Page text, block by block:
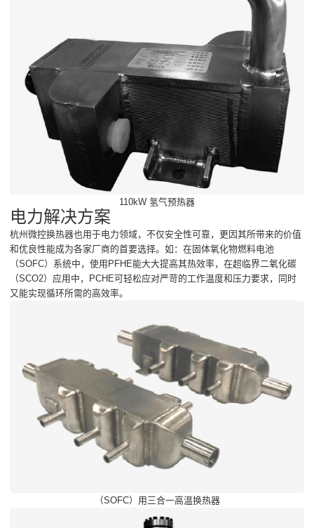
110kW 氢气预热器
电力解决方案
杭州微控换热器也用于电力领域，不仅安全性可靠，更因其所带来的价值
和优良性能成为各家厂商的首要选择。如：在固体氧化物燃料电池
（SOFC）系统中，使用PFHE能大大提高其热效率，在超临界二氧化碳
（SCO2）应用中，PCHE可轻松应对严苛的工作温度和压力要求，同时
又能实现循环所需的高效率。
（SOFC）用三合一高温换热器